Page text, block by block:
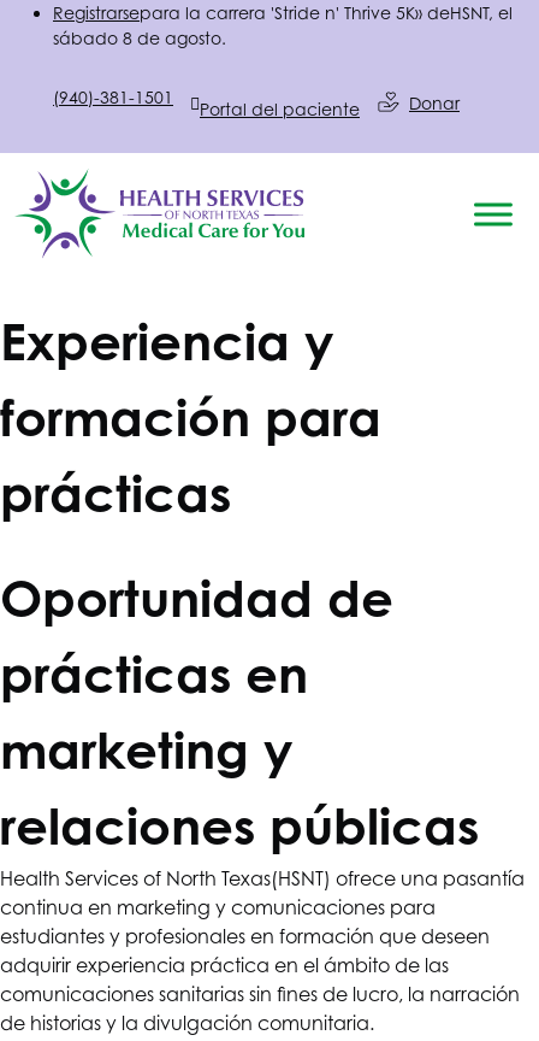
Registrarsepara la carrera 'Stride n' Thrive 5K» deHSNT, el
sábado 8 de agosto.
(940)-381-1501
Portal del paciente Donar
Experiencia y
formación para
prácticas
Oportunidad de
prácticas en
marketing y
relaciones públicas
Health Services of North Texas(HSNT) ofrece una pasantía
continua en marketing y comunicaciones para
estudiantes y profesionales en formación que deseen
adquirir experiencia práctica en el ámbito de las
comunicaciones sanitarias sin fines de lucro, la narración
de historias y la divulgación comunitaria.